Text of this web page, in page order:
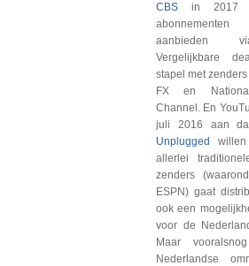
CBS in 2017
aanbieden
Vergelijkbare
stapel met
FX en
Channel. En
juli 2016 aan
Unplugged
allerlei
zenders
ESPN) gaat
ook een
voor de
Maar
Nederlandse